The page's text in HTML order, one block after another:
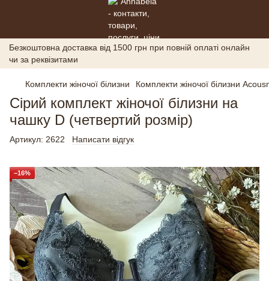
Безкоштовна доставка від 1500 грн при повній оплаті онлайн
чи за реквізитами
Комплекти жіночої білизни Комплекти жіночої білизни
Сірий комплект жіночої білизни на
чашку D (четвертий розмір)
Артикул: 2622 Написати відгук
−16%